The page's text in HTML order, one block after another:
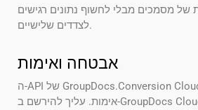
מסמכים מבלי לחשוף נתונים רגישים
לצדדים שלישיים.
אבטחה ואימות
ה-API של GroupDocs.Conversion Cloud מאובטח ודורש
אימות. עליך להירשם ב-GroupDocs Cloud ולקבל את מזהה